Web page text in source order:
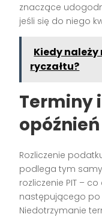
znaczące
jeśli się do niego
Kiedy
ryczałtu?
Terminy
opóźnień
Rozliczenie
podlega tym
rozliczenie PIT –
następującego
Niedotrzymanie